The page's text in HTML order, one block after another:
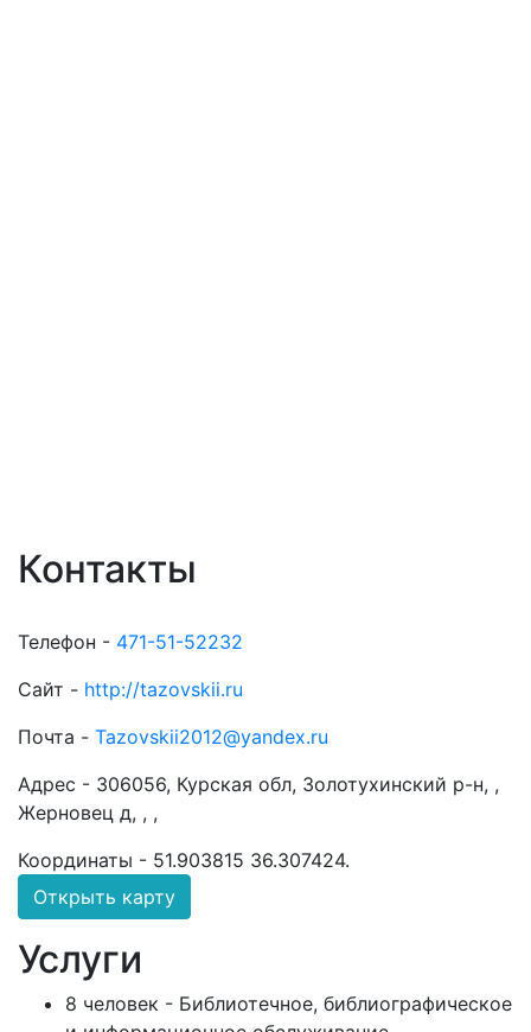
Контакты
Телефон - 471-51-52232
Сайт - http://tazovskii.ru
Почта - Tazovskii2012@yandex.ru
Адрес - 306056, Курская обл, Золотухинский р-н, ,
Жерновец д, , ,
Координаты - 51.903815 36.307424.
Открыть карту
Услуги
8 человек - Библиотечное, библиографическое